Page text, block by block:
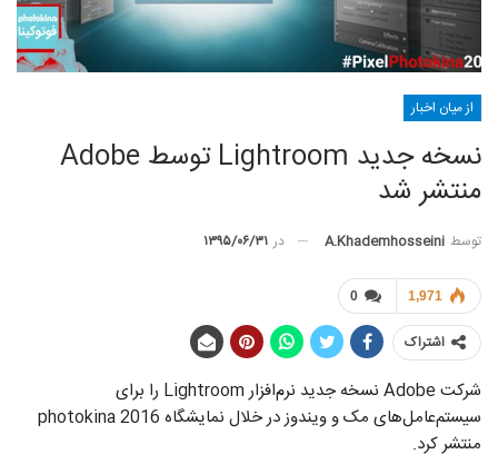
از میان اخبار
نسخه جدید Lightroom توسط Adobe
منتشر شد
توسط A.khademhosseini در ۱۳۹۵/۰۶/۳۱
0 1,971
اشتراک
شرکت Adobe نسخه جدید نرم‌افزار Lightroom را برای
سیستم‌عامل‌های مک و ویندوز در خلال نمایشگاه photokina 2016
منتشر کرد.